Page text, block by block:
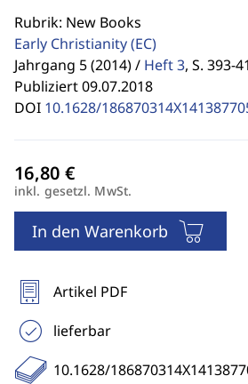
Rubrik: New Books
Early Christianity(EC)
Jahrgang 5 (2014) / Heft 3, S. 393-
Publiziert 09.07.2018
DOI 10.1628/
inkl. gesetzl. MwSt.
In den Warenkorb
Artikel PDF
lieferbar
10.1628/